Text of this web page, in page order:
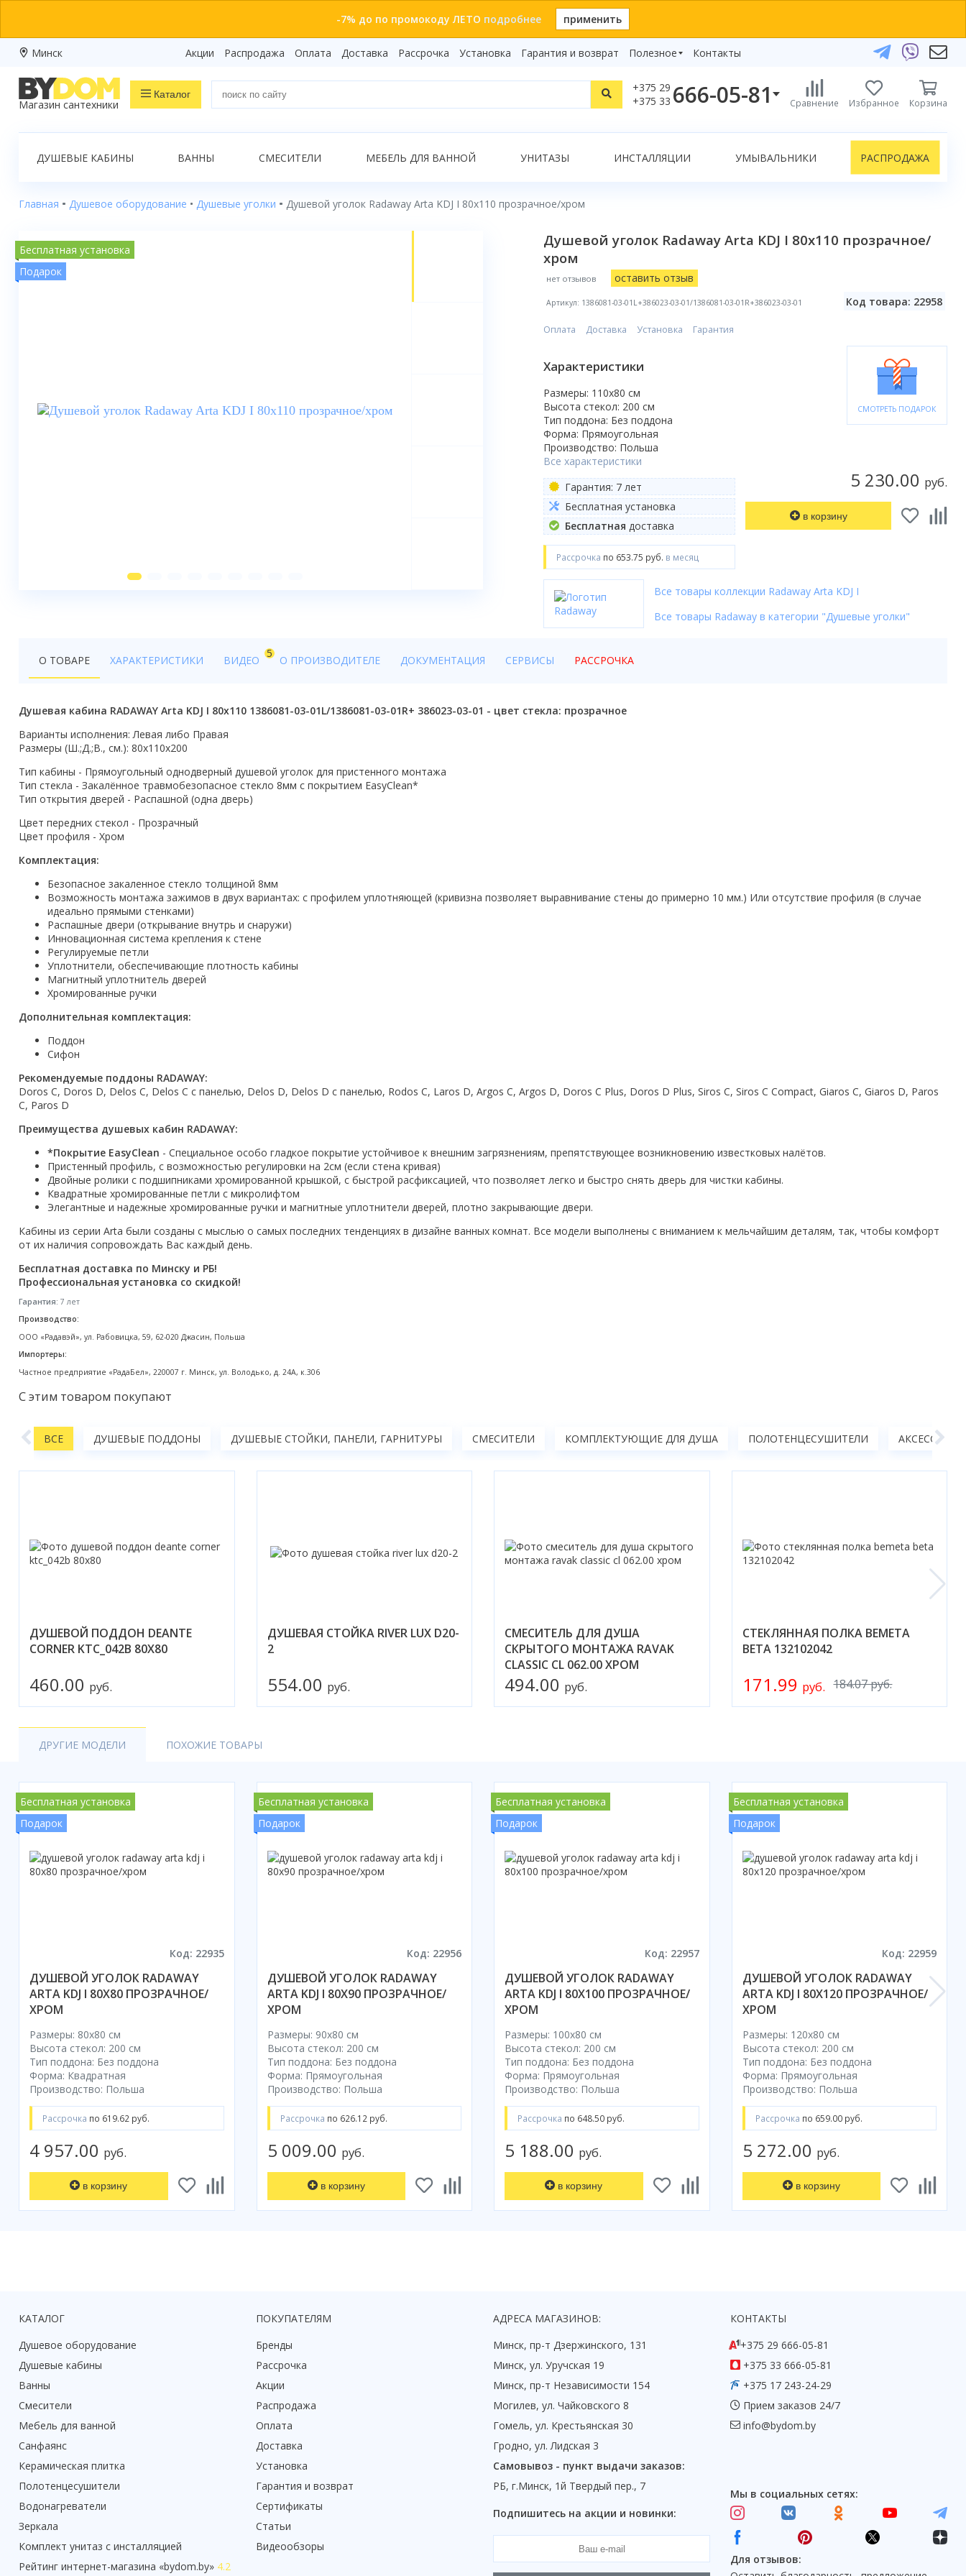
-7% до по промокоду ЛЕТО подробнее применить
Минск Акции Распродажа Оплата Доставка Рассрочка Установка Гарантия и возврат
Полезное
Видеообзоры
Бренды
Контакты
Магазин сантехники
Каталог
+375 29
+375 33 666-05-81
+375 29 666-05-81
+375 17 243-24-29
Telegram
info@bydom.by
Сравнение Избранное Корзина
Показать все результаты
Распродажа
Ванны
Душевые уголки
Душевые поддоны
Полотенцесушители
Кухонные мойки
Трапы
Радиаторы отопления
Котлы отопления
Аксессуары для ванной
Сифоны и донные клапаны
Люки
Дом и сад
Готовые кухни
Акции
ДУШЕВЫЕ КАБИНЫ ВАННЫ СМЕСИТЕЛИ МЕБЕЛЬ ДЛЯ ВАННОЙ УНИТАЗЫ ИНСТАЛЛЯЦИИ УМЫВАЛЬНИКИ РАСПРОДАЖА
Главная Душевое оборудование Душевые уголки Душевой уголок Radaway Arta KDJ I 80x110 прозрачное/хром
Душевой уголок Radaway Arta KDJ I 80x110 прозрачное/
хром
нет отзывов оставить отзыв
Артикул: 1386081-03-01L+386023-03-01/1386081-03-01R+386023-03-01 Код товара: 22958
Бесплатная установка
Подарок
5 230.00 руб.
в корзину
СМОТРЕТЬ ПОДАРОК
Оплата Доставка Установка Гарантия
Характеристики
Размеры: 110x80 cм
Высота стекол: 200 см
Тип поддона: Без поддона
Форма: Прямоугольная
Производство: Польша
Все характеристики
Гарантия: 7 лет
Бесплатная установка
Бесплатная доставка
Рассрочка по 653.75 руб. в месяц
Все товары коллекции Radaway Arta KDJ I
Все товары Radaway в категории "Душевые уголки"
О ТОВАРЕ ХАРАКТЕРИСТИКИ ВИДЕО
5
О ПРОИЗВОДИТЕЛЕ ДОКУМЕНТАЦИЯ СЕРВИСЫ РАССРОЧКА
Душевая кабина RADAWAY Arta KDJ I 80x110 1386081-03-01L/1386081-03-01R+ 386023-03-01 - цвет стекла: прозрачное
Варианты исполнения: Левая либо Правая
Размеры (Ш.;Д.;В., см.): 80x110х200
Тип кабины - Прямоугольный однодверный душевой уголок для пристенного монтажа
Тип стекла - Закалённое травмобезопасное стекло 8мм с покрытием EasyClean*
Тип открытия дверей - Распашной (одна дверь)
Цвет передних стекол - Прозрачный
Цвет профиля - Хром
Комплектация:
Безопасное закаленное стекло толщиной 8мм
Возможность монтажа зажимов в двух вариантах: с профилем уплотняющей (кривизна позволяет выравнивание стены до примерно 10 мм.) Или отсутствие профиля (в случае
идеально прямыми стенками)
Распашные двери (открывание внутрь и снаружи)
Инновационная система крепления к стене
Регулируемые петли
Уплотнители, обеспечивающие плотность кабины
Магнитный уплотнитель дверей
Хромированные ручки
Дополнительная комплектация:
Поддон
Сифон
Рекомендуемые поддоны RADAWAY:
Doros C, Doros D, Delos C, Delos C с панелью, Delos D, Delos D с панелью, Rodos C, Laros D, Argos C, Argos D, Doros C Plus, Doros D Plus, Siros C, Siros C Compact, Giaros C, Giaros D, Paros
C, Paros D
Преимущества душевых кабин RADAWAY:
*Покрытие EasyClean - Специальное особо гладкое покрытие устойчивое к внешним загрязнениям, препятствующее возникновению известковых налётов.
Пристенный профиль, с возможностью регулировки на 2см (если стена кривая)
Двойные ролики с подшипниками хромированной крышкой, с быстрой расфиксацией, что позволяет легко и быстро снять дверь для чистки кабины.
Квадратные хромированные петли с микролифтом
Элегантные и надежные хромированные ручки и магнитные уплотнители дверей, плотно закрывающие двери.
Кабины из серии Arta были созданы с мыслью о самых последних тенденциях в дизайне ванных комнат. Все модели выполнены с вниманием к мельчайшим деталям, так, чтобы комфорт
от их наличия сопровождать Вас каждый день.
Бесплатная доставка по Минску и РБ!
Профессиональная установка со скидкой!
Гарантия: 7 лет
Производство:
ООО «Радавэй», ул. Рабовицка, 59, 62-020 Джасин, Польша
Импортеры:
Частное предприятие «РадаБел», 220007 г. Минск, ул. Володько, д. 24А, к.306
С этим товаром покупают
ВСЕ ДУШЕВЫЕ ПОДДОНЫ ДУШЕВЫЕ СТОЙКИ, ПАНЕЛИ, ГАРНИТУРЫ СМЕСИТЕЛИ КОМПЛЕКТУЮЩИЕ ДЛЯ ДУША ПОЛОТЕНЦЕСУШИТЕЛИ
ДУШЕВОЙ ПОДДОН DEANTE
CORNER KTC_042B 80X80
460.00 руб.
ДУШЕВАЯ СТОЙКА RIVER LUX D20-
2
554.00 руб.
СМЕСИТЕЛЬ ДЛЯ ДУША
СКРЫТОГО МОНТАЖА RAVAK
CLASSIC CL 062.00 ХРОМ
494.00 руб.
СТЕКЛЯННАЯ ПОЛКА BEMETA
BETA 132102042
184.07 руб.
171.99 руб.
ДРУГИЕ МОДЕЛИ ПОХОЖИЕ ТОВАРЫ
Бесплатная установка
Подарок
Код: 22935
ДУШЕВОЙ УГОЛОК RADAWAY
ARTA KDJ I 80X80 ПРОЗРАЧНОЕ/
ХРОМ
Размеры: 80x80 cм
Высота стекол: 200 см
Тип поддона: Без поддона
Форма: Квадратная
Производство: Польша
Рассрочка по 619.62 руб.
4 957.00 руб.
в корзину
Бесплатная установка
Подарок
Код: 22956
ДУШЕВОЙ УГОЛОК RADAWAY
ARTA KDJ I 80X90 ПРОЗРАЧНОЕ/
ХРОМ
Размеры: 90x80 cм
Высота стекол: 200 см
Тип поддона: Без поддона
Форма: Прямоугольная
Производство: Польша
Рассрочка по 626.12 руб.
5 009.00 руб.
в корзину
Бесплатная установка
Подарок
Код: 22957
ДУШЕВОЙ УГОЛОК RADAWAY
ARTA KDJ I 80X100 ПРОЗРАЧНОЕ/
ХРОМ
Размеры: 100x80 cм
Высота стекол: 200 см
Тип поддона: Без поддона
Форма: Прямоугольная
Производство: Польша
Рассрочка по 648.50 руб.
5 188.00 руб.
в корзину
Бесплатная установка
Подарок
Код: 22959
ДУШЕВОЙ УГОЛОК RADAWAY
ARTA KDJ I 80X120 ПРОЗРАЧНОЕ/
ХРОМ
Размеры: 120x80 cм
Высота стекол: 200 см
Тип поддона: Без поддона
Форма: Прямоугольная
Производство: Польша
Рассрочка по 659.00 руб.
5 272.00 руб.
в корзину
КАТАЛОГ
Душевое оборудование
Душевые кабины
Ванны
Смесители
Мебель для ванной
Санфаянс
Керамическая плитка
Полотенцесушители
Водонагреватели
Зеркала
Комплект унитаз с инсталляцией
Рейтинг интернет-магазина «bydom.by» 4.2
ПОКУПАТЕЛЯМ
Бренды
Рассрочка
Акции
Распродажа
Оплата
Доставка
Установка
Гарантия и возврат
Сертификаты
Статьи
Видеообзоры
АДРЕСА МАГАЗИНОВ:
Минск, пр-т Дзержинского, 131
Минск, ул. Уручская 19
Минск, пр-т Независимости 154
Могилев, ул. Чайковского 8
Гомель, ул. Крестьянская 30
Гродно, ул. Лидская 3
Самовывоз - пункт выдачи заказов:
РБ, г.Минск, 1й Твердый пер., 7
Подпишитесь на акции и новинки:
КОНТАКТЫ
+375 29 666-05-81
+375 33 666-05-81
+375 17 243-24-29
Прием заказов 24/7
info@bydom.by
Мы в социальных сетях:
Для отзывов: